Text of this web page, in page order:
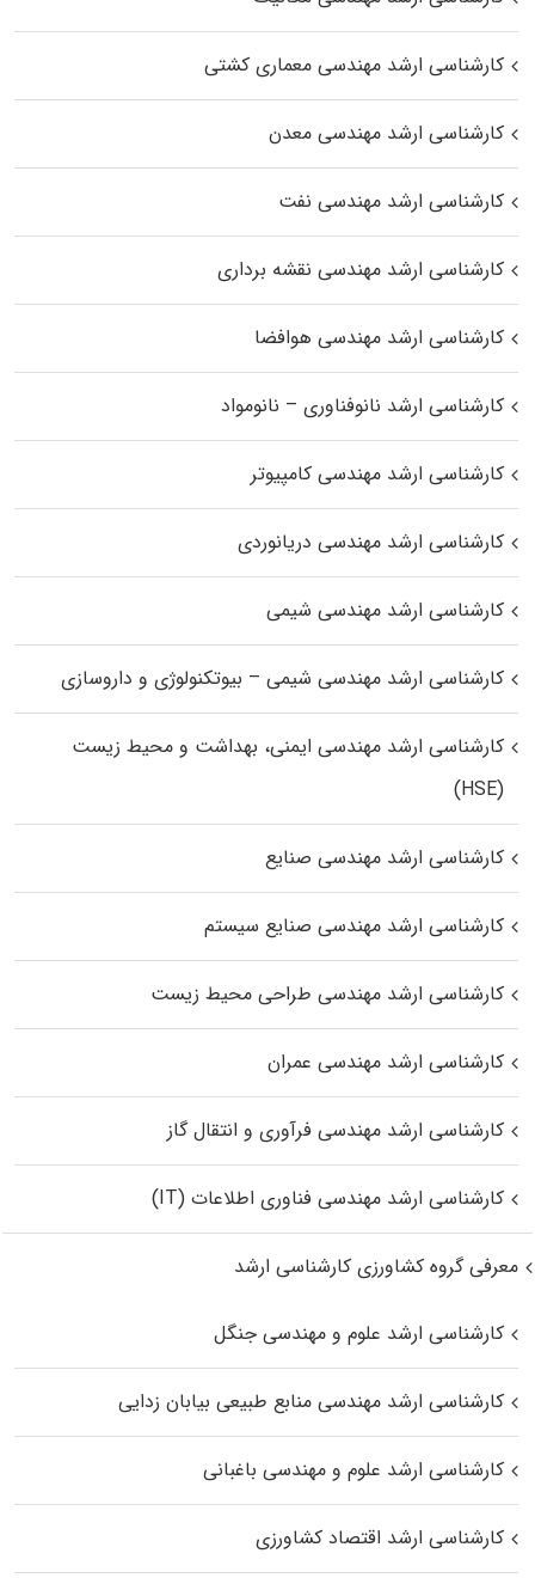
کارشناسی ارشد مهندسی معماری کشتی
کارشناسی ارشد مهندسی معدن
کارشناسی ارشد مهندسی نفت
کارشناسی ارشد مهندسی نقشه برداری
کارشناسی ارشد مهندسی هوافضا
کارشناسی ارشد نانوفناوری – نانومواد
کارشناسی ارشد مهندسی کامپیوتر
کارشناسی ارشد مهندسی دریانوردی
کارشناسی ارشد مهندسی شیمی
کارشناسی ارشد مهندسی شیمی – بیوتکنولوژی و داروسازی
کارشناسی ارشد مهندسی ایمنی، بهداشت و محیط زیست
(HSE)
کارشناسی ارشد مهندسی صنایع
کارشناسی ارشد مهندسی صنایع سیستم
کارشناسی ارشد مهندسی طراحی محیط زیست
کارشناسی ارشد مهندسی عمران
کارشناسی ارشد مهندسی فرآوری و انتقال گاز
کارشناسی ارشد مهندسی فناوری اطلاعات (IT)
معرفی گروه کشاورزی کارشناسی ارشد
کارشناسی ارشد علوم و مهندسی جنگل
کارشناسی ارشد مهندسی منابع طبیعی بیابان زدایی
کارشناسی ارشد علوم و مهندسی باغبانی
کارشناسی ارشد اقتصاد کشاورزی